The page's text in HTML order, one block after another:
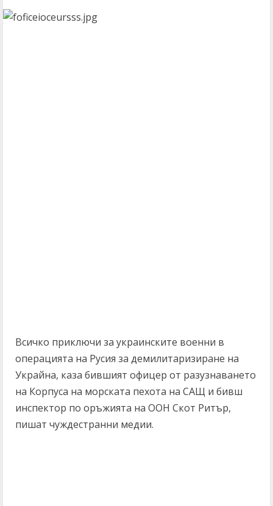
Всичко приключи за украинските военни в
операцията на Русия за демилитаризиране на
Украйна, каза бившият офицер от разузнаването
на Корпуса на морската пехота на САЩ и бивш
инспектор по оръжията на ООН Скот Ритър,
пишат чуждестранни медии.